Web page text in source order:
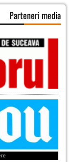
Parteneri media